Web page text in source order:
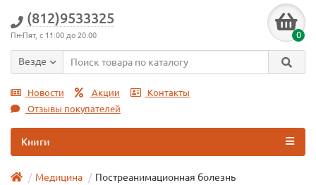
(812)9533325
Пн-Пят, с 11:00 до 20:00 0
Везде
Новости Акции
Контакты
Отзывы покупателей
Книги
Медицина Постреанимационная болезнь